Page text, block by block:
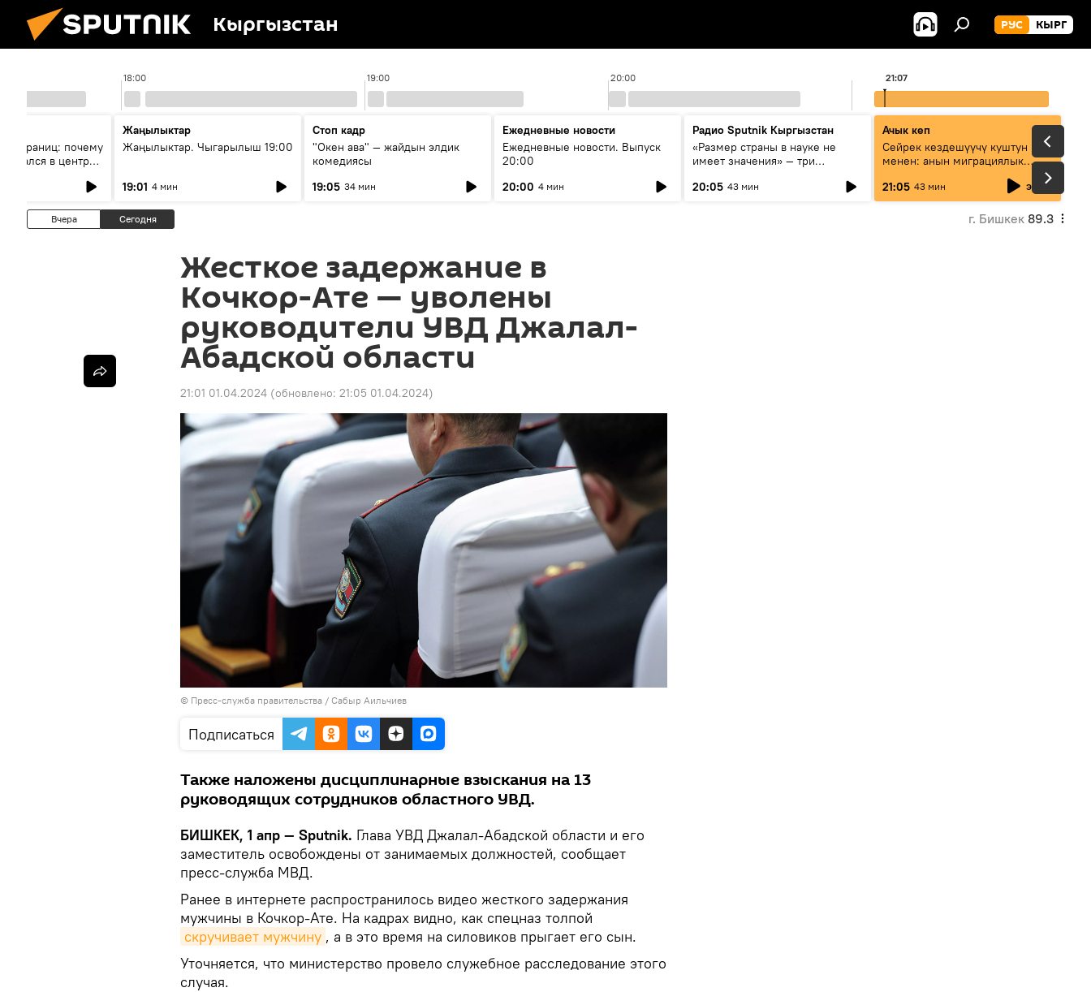
Кыргызстан РУС КЫРГ
18:00 19:00 20:00 21:07
границ: почему
в центре
Жаңылыктар
Жаңылыктар. Чыгарылыш 19:00
19:01 4 мин
Стоп кадр
"Окен ава" — жайдын элдик
комедиясы
19:05 34 мин
Ежедневные новости
Ежедневные новости. Выпуск
20:00
20:00 4 мин
Радио Sputnik Кыргызстан
«Размер страны в науке не
имеет значения» — три
России и Кыргызстана в
20:05 43 мин
Ачык кеп
Сейрек кездешүүчү куштун изи
менен: анын миграциялык
жолу эмнеден кабар берет?
21:05 43 мин эфир
Вчера Сегодня г. Бишкек 89.3
Жесткое задержание в
Кочкор-Ате — уволены
руководители УВД Джалал-
Абадской области
21:01 01.04.2024 (обновлено: 21:05 01.04.2024)
© Пресс-служба правительства / Сабыр Аильчиев
Подписаться
Также наложены дисциплинарные взыскания на 13
руководящих сотрудников областного УВД.
БИШКЕК, 1 апр — Sputnik. Глава УВД Джалал-Абадской области и его
заместитель освобождены от занимаемых должностей, сообщает
пресс-служба МВД.
Ранее в интернете распространилось видео жесткого задержания
мужчины в Кочкор-Ате. На кадрах видно, как спецназ толпой
скручивает мужчину , а в это время на силовиков прыгает его сын.
Уточняется, что министерство провело служебное расследование этого
случая.